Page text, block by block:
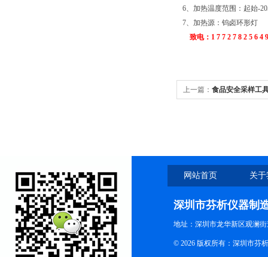
6、加热温度范围：起始-
7、加热源：钨卤环形灯
致电：1 7 7 2 7 8 2 5 6 4 9
上一篇： 食品安全采样工
网站首页 关
深圳市芬析仪器制
地址：深圳市龙华新区观澜
© 2026 版权所有：深圳市芬